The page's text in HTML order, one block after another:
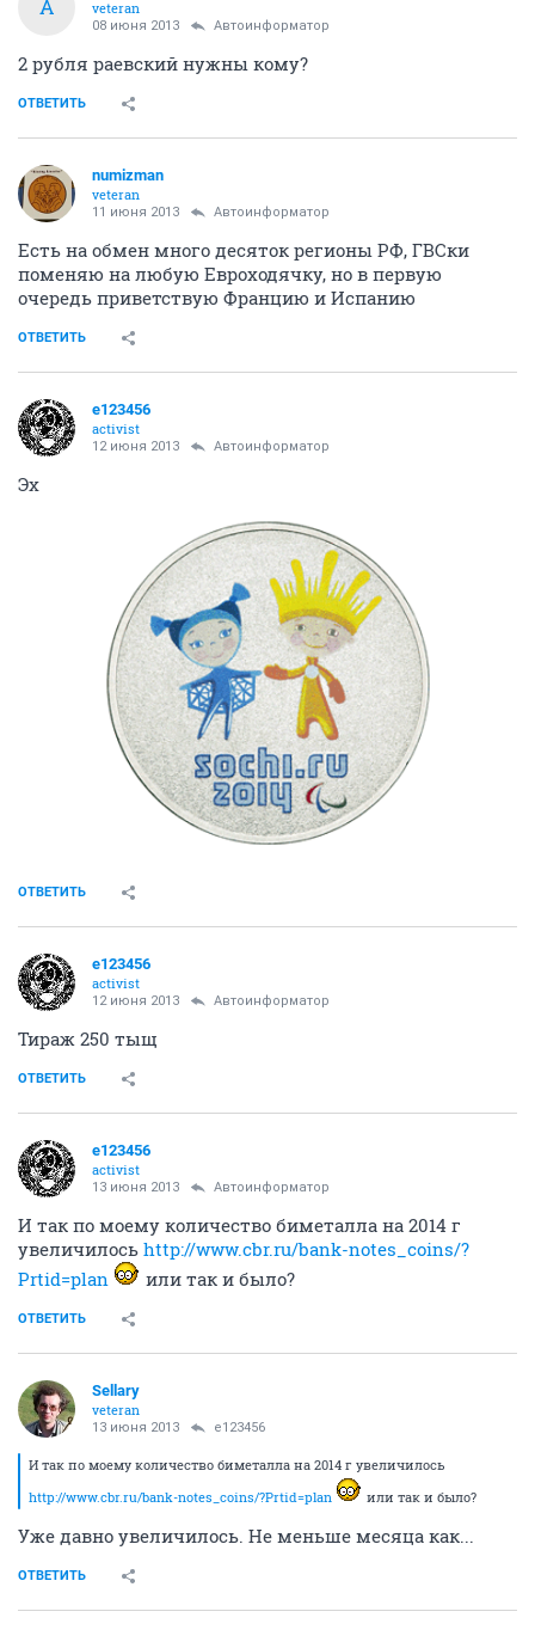
A veteran
08 июня 2013 Автоинформатор
2 рубля раевский нужны кому?
ОТВЕТИТЬ
numizman
veteran
11 июня 2013 Автоинформатор
Есть на обмен много десяток регионы РФ, ГВСки
поменяю на любую Евроходячку, но в первую
очередь приветствую Францию и Испанию
ОТВЕТИТЬ
e123456
activist
12 июня 2013 Автоинформатор
Эх
ОТВЕТИТЬ
e123456
activist
12 июня 2013 Автоинформатор
Тираж 250 тыщ
ОТВЕТИТЬ
e123456
activist
13 июня 2013 Автоинформатор
И так по моему количество биметалла на 2014 г
увеличилось http://www.cbr.ru/bank-notes_coins/?
Prtid=plan
или так и было?
ОТВЕТИТЬ
Sellary
veteran
13 июня 2013 e123456
И так по моему количество биметалла на 2014 г увеличилось
http://www.cbr.ru/bank-notes_coins/?Prtid=plan
или так и было?
Уже давно увеличилось. Не меньше месяца как...
ОТВЕТИТЬ